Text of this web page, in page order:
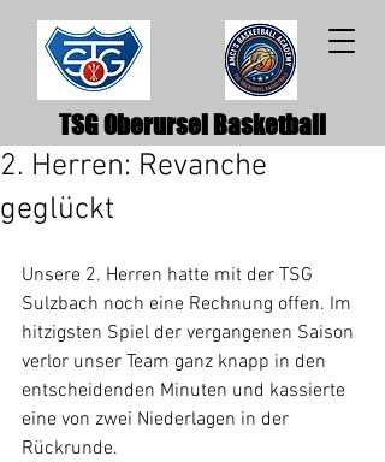
TSG Oberursel Basketball
2. Herren: Revanche
geglückt
Unsere 2. Herren hatte mit der TSG
Sulzbach noch eine Rechnung offen. Im
hitzigsten Spiel der vergangenen Saison
verlor unser Team ganz knapp in den
entscheidenden Minuten und kassierte
eine von zwei Niederlagen in der
Rückrunde.